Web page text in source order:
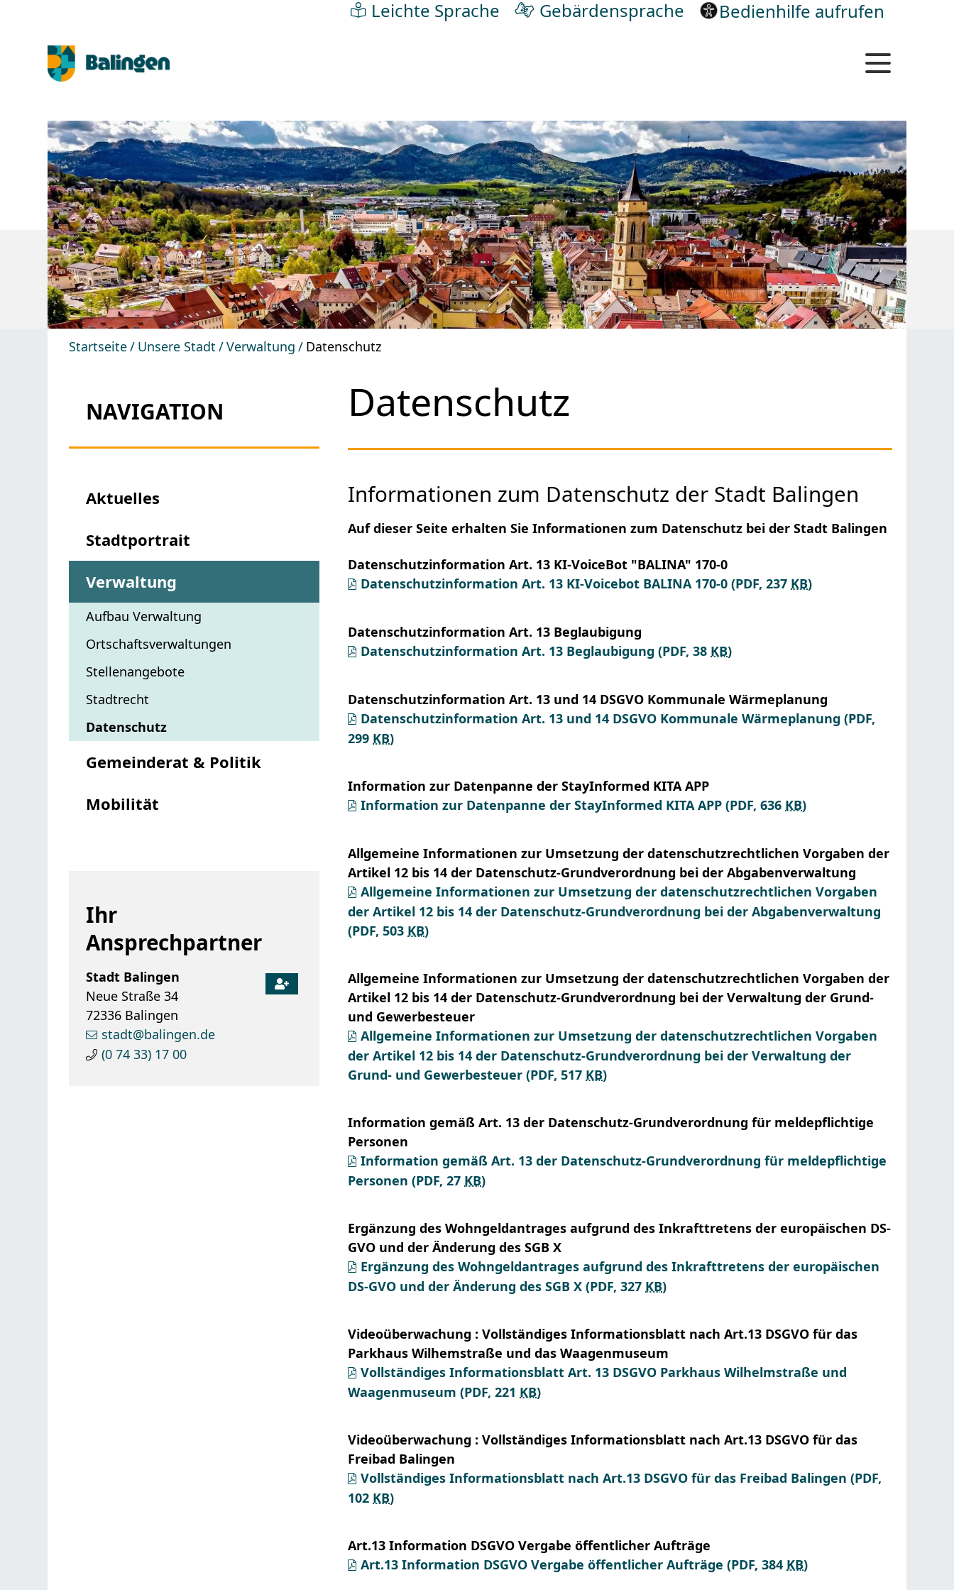
Leichte Sprache Gebärdensprache Bedienhilfe aufrufen
Startseite Unsere Stadt Verwaltung Datenschutz
NAVIGATION
Aktuelles
Stadtportrait
Verwaltung
Aufbau Verwaltung
Ortschaftsverwaltungen
Stellenangebote
Stadtrecht
Datenschutz
Gemeinderat & Politik
Mobilität
Ihr
Ansprechpartner
Stadt Balingen
Neue Straße 34
72336 Balingen
stadt@balingen.de
(0 74 33) 17 00
Datenschutz
Informationen zum Datenschutz der Stadt Balingen
Auf dieser Seite erhalten Sie Informationen zum Datenschutz bei der Stadt Balingen
Datenschutzinformation Art. 13 KI-VoiceBot "BALINA" 170-0
Datenschutzinformation Art. 13 KI-Voicebot BALINA 170-0 (PDF, 237 KB)
Datenschutzinformation Art. 13 Beglaubigung
Datenschutzinformation Art. 13 Beglaubigung (PDF, 38 KB)
Datenschutzinformation Art. 13 und 14 DSGVO Kommunale Wärmeplanung
Datenschutzinformation Art. 13 und 14 DSGVO Kommunale Wärmeplanung (PDF,
299 KB)
Information zur Datenpanne der StayInformed KITA APP
Information zur Datenpanne der StayInformed KITA APP (PDF, 636 KB)
Allgemeine Informationen zur Umsetzung der datenschutzrechtlichen Vorgaben der
Artikel 12 bis 14 der Datenschutz-Grundverordnung bei der Abgabenverwaltung
Allgemeine Informationen zur Umsetzung der datenschutzrechtlichen Vorgaben
der Artikel 12 bis 14 der Datenschutz-Grundverordnung bei der Abgabenverwaltung
(PDF, 503 KB)
Allgemeine Informationen zur Umsetzung der datenschutzrechtlichen Vorgaben der
Artikel 12 bis 14 der Datenschutz-Grundverordnung bei der Verwaltung der Grund-
und Gewerbesteuer
Allgemeine Informationen zur Umsetzung der datenschutzrechtlichen Vorgaben
der Artikel 12 bis 14 der Datenschutz-Grundverordnung bei der Verwaltung der
Grund- und Gewerbesteuer (PDF, 517 KB)
Information gemäß Art. 13 der Datenschutz-Grundverordnung für meldepflichtige
Personen
Information gemäß Art. 13 der Datenschutz-Grundverordnung für meldepflichtige
Personen (PDF, 27 KB)
Ergänzung des Wohngeldantrages aufgrund des Inkrafttretens der europäischen DS-
GVO und der Änderung des SGB X
Ergänzung des Wohngeldantrages aufgrund des Inkrafttretens der europäischen
DS-GVO und der Änderung des SGB X (PDF, 327 KB)
Videoüberwachung : Vollständiges Informationsblatt nach Art.13 DSGVO für das
Parkhaus Wilhemstraße und das Waagenmuseum
Vollständiges Informationsblatt Art. 13 DSGVO Parkhaus Wilhelmstraße und
Waagenmuseum (PDF, 221 KB)
Videoüberwachung : Vollständiges Informationsblatt nach Art.13 DSGVO für das
Freibad Balingen
Vollständiges Informationsblatt nach Art.13 DSGVO für das Freibad Balingen (PDF,
102 KB)
Art.13 Information DSGVO Vergabe öffentlicher Aufträge
Art.13 Information DSGVO Vergabe öffentlicher Aufträge (PDF, 384 KB)